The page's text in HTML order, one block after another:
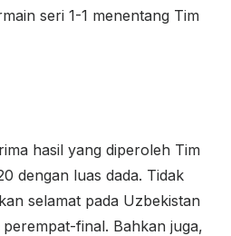
seri 1-1 menentang Tim
hasil yang diperoleh Tim
dengan luas dada. Tidak
selamat pada Uzbekistan
final. Bahkan juga,